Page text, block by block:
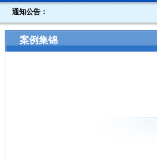
通知公告：
案例集锦